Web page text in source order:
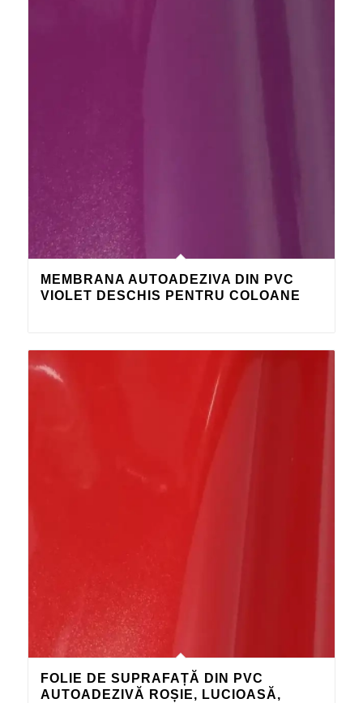
MEMBRANA AUTOADEZIVA DIN PVC
VIOLET DESCHIS PENTRU COLOANE
FOLIE DE SUPRAFAȚĂ DIN PVC
AUTOADEZIVĂ ROȘIE, LUCIOASĂ,